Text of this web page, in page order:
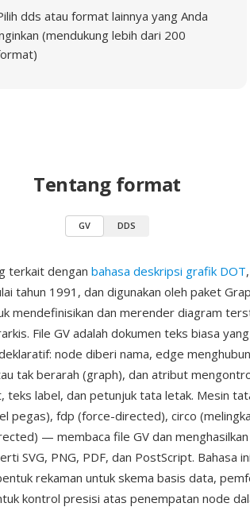
dds atau format lainnya yang Anda
(mendukung lebih dari 200
Tentang format
GV DDS
terkait dengan bahasa deskripsi grafik DOT
tahun 1991, dan digunakan oleh paket
mendefinisikan dan merender diagram
File GV adalah dokumen teks biasa
node diberi nama, edge
tak berarah (graph), dan atribut
teks label, dan petunjuk tata letak. Mesin
pegas), fdp (force-directed), circo
— membaca file GV dan
SVG, PNG, PDF, dan PostScript. Bahasa
rekaman untuk skema basis data,
kontrol presisi atas penempatan node